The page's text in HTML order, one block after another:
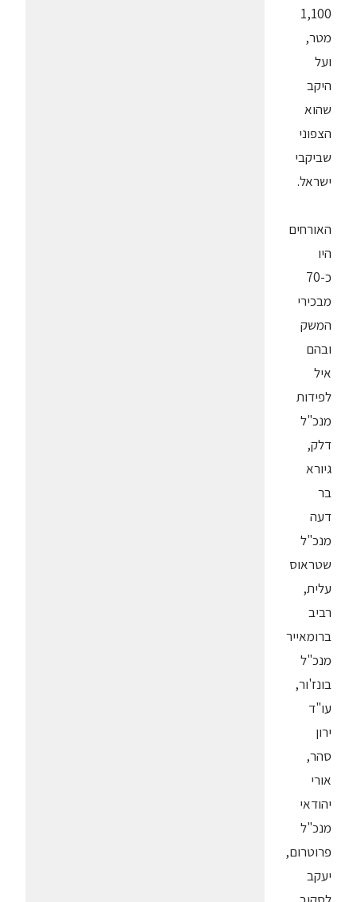
1,100
מטר,
ועל
היקב
שהוא
הצפוני
שביקבי
ישראל.
האורחים
היו
כ-70
מבכירי
המשק
ובהם
איל
לפידות
מנכ"ל
דלק,
גיורא
בר
דעה
מנכ"ל
שטראוס
עלית,
רביב
ברומאייר
מנכ"ל
בונז'ור,
עו"ד
ירון
סהר,
אורי
יהודאי
מנכ"ל
פרוטרום,
יעקב